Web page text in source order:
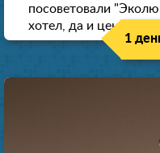
посоветовали
хотел, да и цена
1